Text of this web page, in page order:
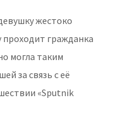
жестоко
гражданка
могла таким
за связь с её
«Sputnik